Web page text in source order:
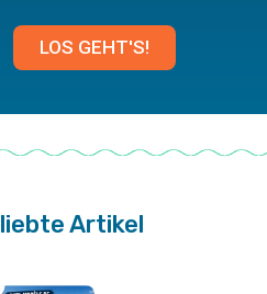
LOS GEHT'S!
Artikel